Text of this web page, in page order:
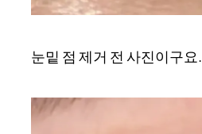
눈밑 점 제거 전 사진이구요.